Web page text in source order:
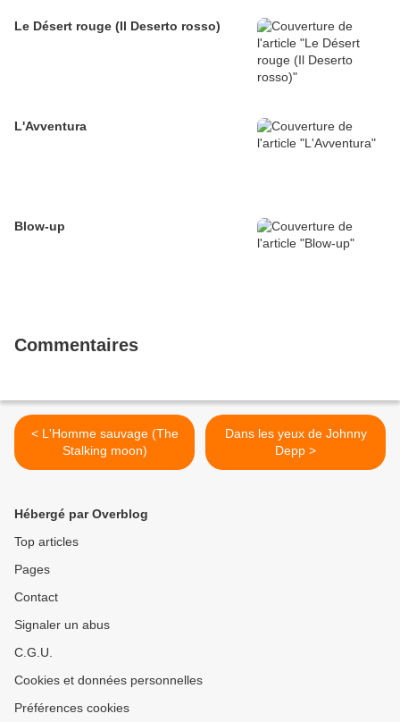
Le Désert rouge (Il Deserto rosso)
L'Avventura
Blow-up
Commentaires
< L'Homme sauvage (The
Stalking moon)
Dans les yeux de Johnny
Depp >
Hébergé par Overblog
Top articles
Pages
Contact
Signaler un abus
C.G.U.
Cookies et données personnelles
Préférences cookies